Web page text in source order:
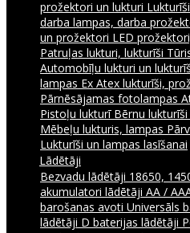
prožektori un lukturi
darba lampas, darba
un prožektori LED
Patruļas lukturi, lukturīši
Automobīļu lukturi un
lampas Ex Atex lukturīši,
Pārnēsājamas fotolampas
Pistoļu lukturī Bērnu lukturīši
Mēbeļu lukturis, lampas
Lukturīši un lampas lasīšanai
Lādētāji
Bezvadu lādētāji 18650,
akumulatori lādētāji AA /
barošanas avoti Universāls
lādētāji D baterijas lādētāji